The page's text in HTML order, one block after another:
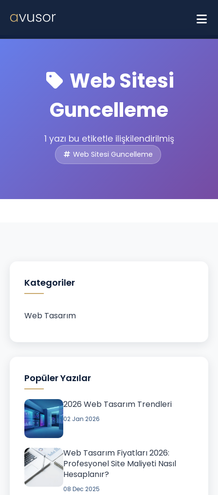
Web Sitesi
Guncelleme
1 yazı bu etiketle ilişkilendirilmiş
Web Sitesi Guncelleme
Kategoriler
Web Tasarım
Popüler Yazılar
2026 Web Tasarım Trendleri
02 Jan 2026
Web Tasarım Fiyatları 2026:
Profesyonel Site Maliyeti Nasıl
Hesaplanır?
08 Dec 2025